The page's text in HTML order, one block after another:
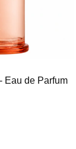
Eau de Parfum